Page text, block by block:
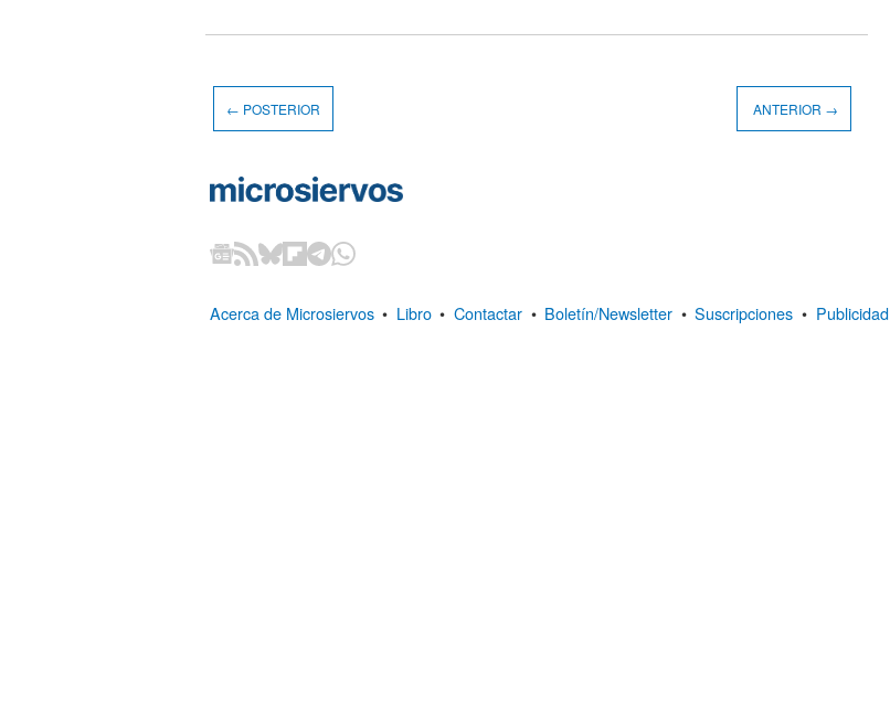
← POSTERIOR ANTERIOR →
Acerca de Microsiervos • Libro • Contactar • Boletín/Newsletter • Suscripciones • Publicidad